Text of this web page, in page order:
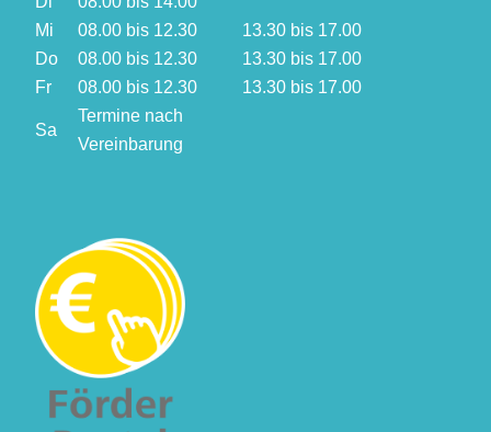
Mi
08.00 bis 12.30
13.30 bis 17.00
Do
08.00 bis 12.30
13.30 bis 17.00
Fr
08.00 bis 12.30 13.30 bis 17.00
Sa
Termine nach
Vereinbarung